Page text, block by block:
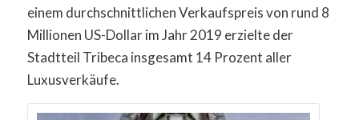
einem durchschnittlichen Verkaufspreis von rund 8
Millionen US-Dollar im Jahr 2019 erzielte der
Stadtteil Tribeca insgesamt 14 Prozent aller
Luxusverkäufe.